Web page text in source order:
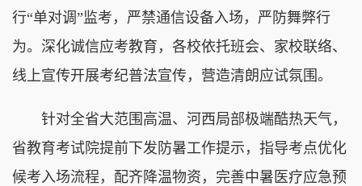
行“单对调”监考，严禁通信设备入场，严防舞弊行
为。深化诚信应考教育，各校依托班会、家校联络、
线上宣传开展考纪普法宣传，营造清朗应试氛围。
针对全省大范围高温、河西局部极端酷热天气，
省教育考试院提前下发防暑工作提示，指导考点优化
候考入场流程，配齐降温物资，完善中暑医疗应急预